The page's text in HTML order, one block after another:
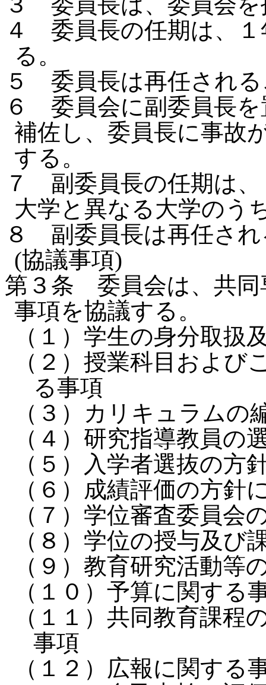
４ 委員長の任期は、
る。
５ 委員長は再任され
６ 委員会に副委員長を
補佐し、委員長に事故
する。
７ 副委員長の任期は、
大学と異なる大学のう
８ 副委員長は再任さ
(協議事項)
第３条 委員会は、共同
事項を協議する。
（１）学生の身分取扱
（２）授業科目およ
る事項
（３）カリキュラムの
（４）研究指導教員の
（５）入学者選抜の方
（６）成績評価の方針
（７）学位審査委員会
（８）学位の授与及び
（９）教育研究活動等
（１０）予算に関する
（１１）共同教育課程
事項
（１２）広報に関する